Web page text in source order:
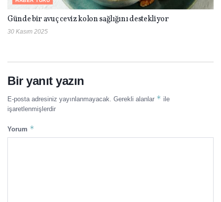
Günde bir avuç ceviz kolon sağlığını destekliyor
30 Kasım 2025
Bir yanıt yazın
E-posta adresiniz yayınlanmayacak. Gerekli alanlar * ile
işaretlenmişlerdir
Yorum *